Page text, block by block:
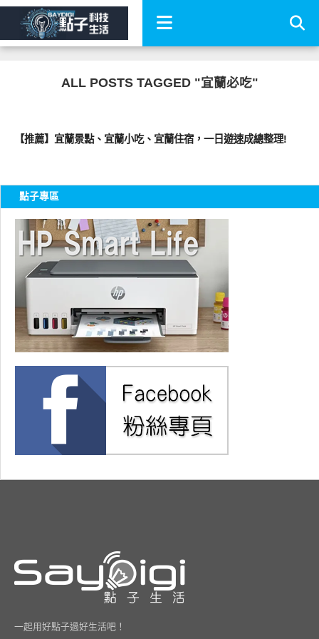
ALL POSTS TAGGED "宜蘭必吃"
【推薦】宜蘭景點、宜蘭小吃、宜蘭住宿，一日遊速成總整理!
點子專區
一起用好點子過好生活吧！